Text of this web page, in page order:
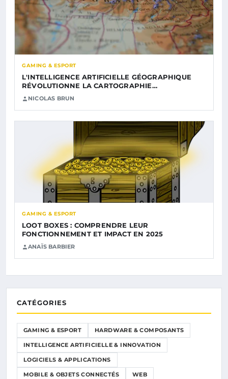
GAMING & ESPORT
L'INTELLIGENCE ARTIFICIELLE GÉOGRAPHIQUE
RÉVOLUTIONNE LA CARTOGRAPHIE…
NICOLAS BRUN
GAMING & ESPORT
LOOT BOXES : COMPRENDRE LEUR
FONCTIONNEMENT ET IMPACT EN 2025
ANAÏS BARBIER
CATÉGORIES
GAMING & ESPORT HARDWARE & COMPOSANTS
INTELLIGENCE ARTIFICIELLE & INNOVATION
LOGICIELS & APPLICATIONS
MOBILE & OBJETS CONNECTÉS WEB